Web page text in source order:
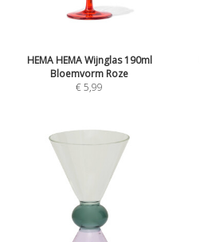
HEMA HEMA Wijnglas 190ml
Bloemvorm Roze
€5,99